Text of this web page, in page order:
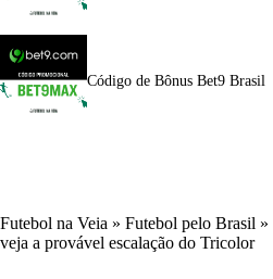
Código de Bônus Bet9 Brasil
Futebol na Veia » Futebol pelo Brasil »
veja a provável escalação do Tricolor